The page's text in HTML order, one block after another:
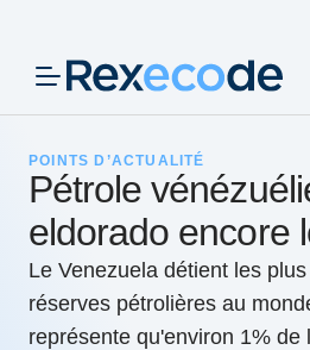
POINTS D’ACTUALITÉ
Pétrole
eldorado encore
Le Venezuela détient les
réserves pétrolières au
représente qu'environ 1% de